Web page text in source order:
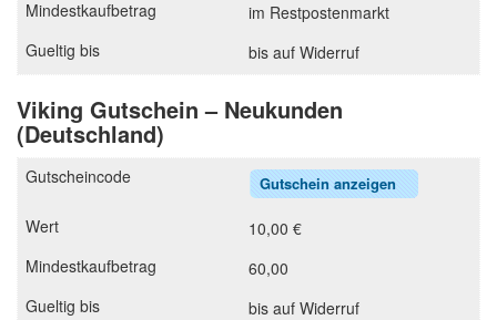
im Restpostenmarkt
bis auf Widerruf
Viking Gutschein – Neukunden
(Deutschland)
Gutschein anzeigen
10,00 €
60,00
bis auf Widerruf